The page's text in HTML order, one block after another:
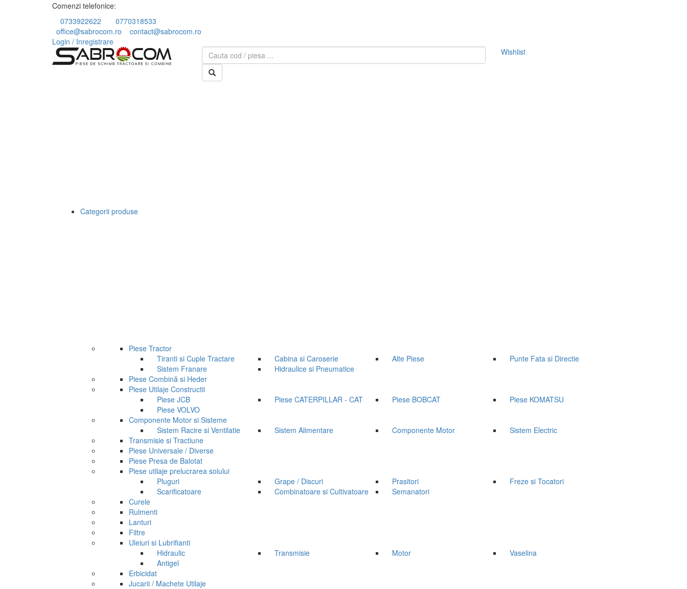
Comenzi telefonice:
0733922622
0770318533
office@sabrocom.ro
contact@sabrocom.ro
Login / Inregistrare
Wishlist
Categorii produse
Piese Tractor
Tiranti si Cuple Tractare
Cabina si Caroserie Alte Piese
Punte Fata si Directie
Sistem Franare
Hidraulice si Pneumatice
Piese Combină si Heder
Piese Utilaje Constructii
Piese JCB
Piese CATERPILLAR - CAT Piese BOBCAT
Piese KOMATSU
Piese VOLVO
Componente Motor si Sisteme
Sistem Racire si Ventilatie
Sistem Alimentare Componente Motor
Sistem Electric
Transmisie si Tractiune
Piese Universale / Diverse
Piese Presa de Balotat
Piese utilaje prelucrarea solului
Pluguri
Grape / Discuri Prasitori
Freze si Tocatori
Scarificatoare
Combinatoare si Cultivatoare
Semanatori
Curele
Rulmenti
Lanturi
Filtre
Uleiuri si Lubrifianti
Hidraulic
Transmisie Motor
Vaselina
Antigel
Erbicidat
Jucarii / Machete Utilaje